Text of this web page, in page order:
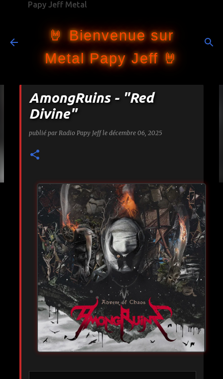
Papy Jeff Metal
🤘 Bienvenue sur
Metal Papy Jeff 🤘
AmongRuins - "Red
Divine"
publié par Radio Papy Jeff le décembre 06, 2025